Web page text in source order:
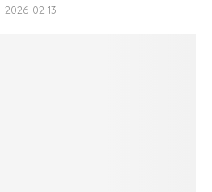
2026-02-13